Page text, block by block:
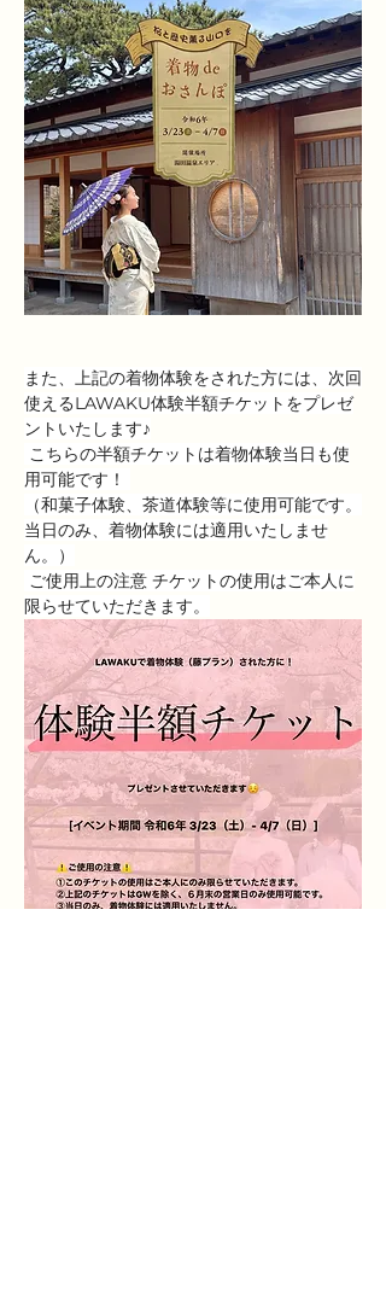
また、上記の着物体験をされた方には、次回
使えるLAWAKU体験半額チケットをプレゼ
ントいたします♪
用可能です！
（和菓子体験、茶道体験等に使用可能です。
当日のみ、着物体験には適用いたしませ
ん。）
限らせていただきます。